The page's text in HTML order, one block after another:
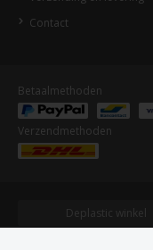
Contact
Betaalmethoden
Verzendmethoden
Deplastic winkel